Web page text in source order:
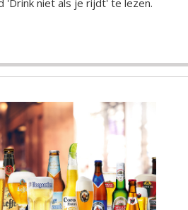
'Drink niet als je rijdt' te lezen.